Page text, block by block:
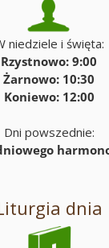
niedziele i święta:
Rzystnowo: 9:00
Żarnowo: 10:30
Koniewo: 12:00
Dni powszednie:
dnia